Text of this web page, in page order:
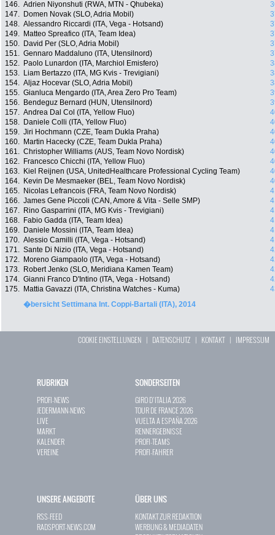
146. Adrien Niyonshuti (RWA, MTN - Qhubeka)
147.
Domen Novak (SLO, Adria Mobil)
148. Alessandro Riccardi (ITA, Vega - Hotsand)
149.
Matteo Spreafico (ITA, Team Idea)
150.
David Per (SLO, Adria Mobil)
151. Gennaro Maddaluno (ITA, Utensilnord)
152.
Paolo Lunardon (ITA, Marchiol Emisfero)
153.
Liam Bertazzo (ITA, MG Kvis - Trevigiani)
154. Aljaz Hocevar (SLO, Adria Mobil)
155. Gianluca Mengardo (ITA, Area Zero Pro Team)
156.
Bendeguz Bernard (HUN, Utensilnord)
157. Andrea Dal Col (ITA, Yellow Fluo)
158.
Daniele Colli (ITA, Yellow Fluo)
159. Jiri Hochmann (CZE, Team Dukla Praha)
160.
Martin Hacecky (CZE, Team Dukla Praha)
161. Christopher Williams (AUS, Team Novo Nordisk)
162.
Francesco Chicchi (ITA, Yellow Fluo)
163.
Kiel Reijnen (USA, UnitedHealthcare Professional Cycling Team)
164.
Kevin De Mesmaeker (BEL, Team Novo Nordisk)
165.
Nicolas Lefrancois (FRA, Team Novo Nordisk)
166. James Gene Piccoli (CAN, Amore & Vita - Selle SMP)
167.
Rino Gasparrini (ITA, MG Kvis - Trevigiani)
168.
Fabio Gadda (ITA, Team Idea)
169.
Daniele Mossini (ITA, Team Idea)
170. Alessio Camilli (ITA, Vega - Hotsand)
171. Sante Di Nizio (ITA, Vega - Hotsand)
172.
Moreno Giampaolo (ITA, Vega - Hotsand)
173.
Robert Jenko (SLO, Meridiana Kamen Team)
174. Gianni Franco D'Intino (ITA, Vega - Hotsand)
175.
Mattia Gavazzi (ITA, Christina Watches - Kuma)
�bersicht Settimana Int. Coppi-Bartali (ITA), 2014
COOKIE EINSTELLUNGEN | DATENSCHUTZ | KONTAKT| IMPRESSUM
RUBRIKEN
PROFI-NEWS
JEDERMANN-NEWS
LIVE
MARKT
KALENDER
VEREINE
SONDERSEITEN
GIRO D`ITALIA 2026
TOUR DE FRANCE 2026
VUELTA A ESPAÑA 2026
RENNERGEBNISSE
PROFI-TEAMS
PROFI-FAHRER
UNSERE ANGEBOTE
RSS-FEED
RADSPORT-NEWS.COM
ÜBER UNS
KONTAKT ZUR REDAKTION
WERBUNG & MEDIADATEN